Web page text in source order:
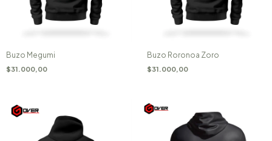
Buzo Megumi
$31.000,00
Buzo Roronoa Zoro
$31.000,00